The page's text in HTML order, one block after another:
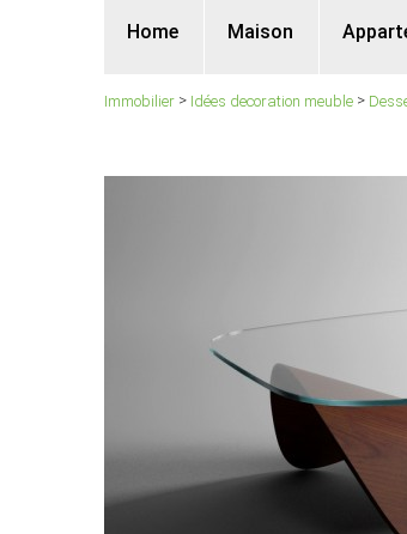
Home Maison
Immobilier > Idées decoration meuble >